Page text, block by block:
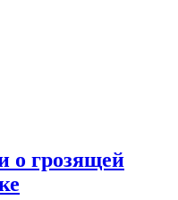
о грозящей